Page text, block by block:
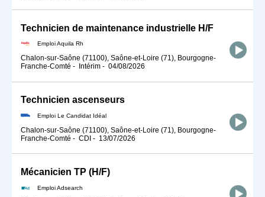
Technicien de maintenance industrielle H/F
Emploi Aquila Rh
Chalon-sur-Saône (71100), Saône-et-Loire (71), Bourgogne-
Franche-Comté - Intérim - 04/08/2026
Technicien ascenseurs
Emploi Le Candidat Idéal
Chalon-sur-Saône (71100), Saône-et-Loire (71), Bourgogne-
Franche-Comté - CDI - 13/07/2026
Mécanicien TP (H/F)
Emploi Adsearch